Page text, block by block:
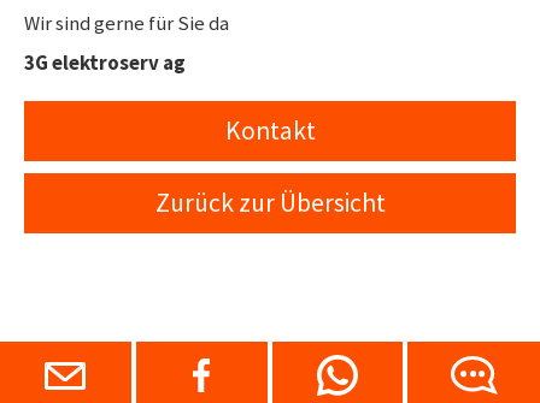
Wir sind gerne für Sie da
3G elektroserv ag
Kontakt
Zurück zur Übersicht